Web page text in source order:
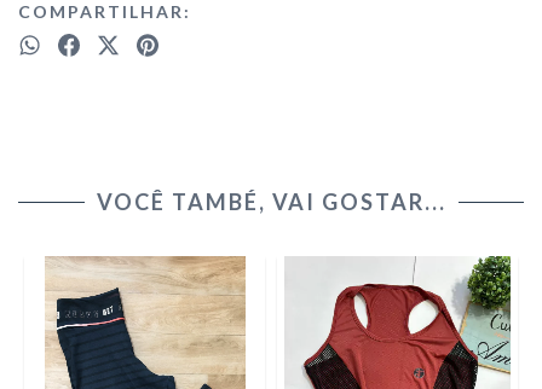
COMPARTILHAR:
VOCÊ TAMBÉ, VAI GOSTAR...